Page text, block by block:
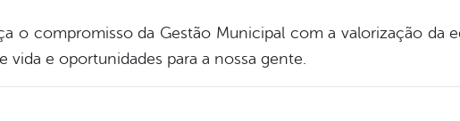
o compromisso da Gestão Municipal com a valorização da
vida e oportunidades para a nossa gente.